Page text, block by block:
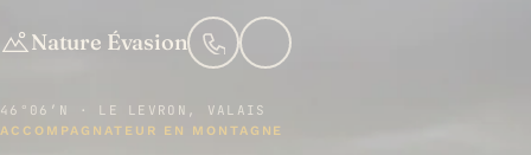
Nature Évasion
46°06′N · LE LEVRON, VALAIS
ACCOMPAGNATEUR EN MONTAGNE